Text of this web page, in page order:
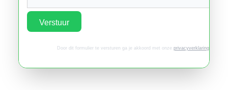
Verstuur
Door dit formulier te versturen ga je akkoord met onze privacyverklaring.